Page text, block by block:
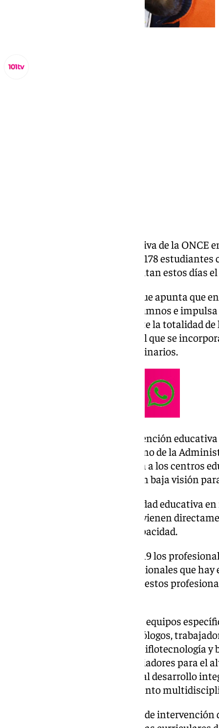
Los equipos de atención educativa de la ONCE
Andalucía apoyan a un total de 178
del ámbito de Almería que afrontan estos días
Así ha señalado la asociación que apunta que
este curso a un total de 1.733 alumnos e
, por ello prácticamente la totalidad
ciegos o con discapacidad visual que se
España lo hacen en centros ordinarios.
Estos equipos específicos de atención
maestras, tanto de la ONCE como de la
discapacidad visual, que acuden a los centros
un alumno o alumna ciego o con baja visión
Asimismo, forman a la comunidad educativa
asesoran al profesorado e intervienen
aspectos vinculados a su discapacidad.
En la provincia de Almería son 19 los
este alumnado de los 221 profesionales que
, y hay más de 400 de estos
Además de por los docentes, los equipos
ONCE están formados por psicólogos,
rehabilitación, instructores de tiflotecnología y
animación sociocultural o mediadores para el
profesionales que contribuyen al desarrollo
alumnado desde un planteamiento
Uno de los principales ámbitos de intervención